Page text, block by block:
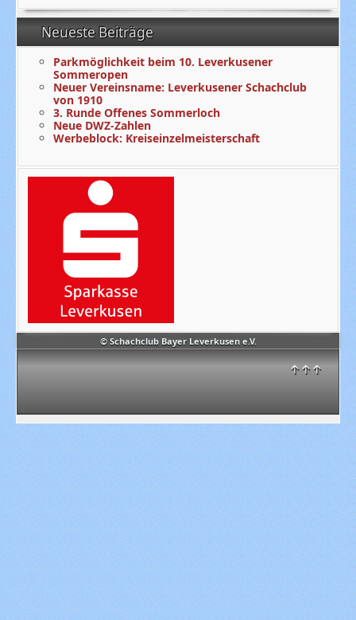
© Schachclub Bayer Leverkusen e.V.
↑↑↑
Neueste Beiträge
Parkmöglichkeit beim 10. Leverkusener
Sommeropen
Neuer Vereinsname: Leverkusener Schachclub
von 1910
3. Runde Offenes Sommerloch
Neue DWZ-Zahlen
Werbeblock: Kreiseinzelmeisterschaft